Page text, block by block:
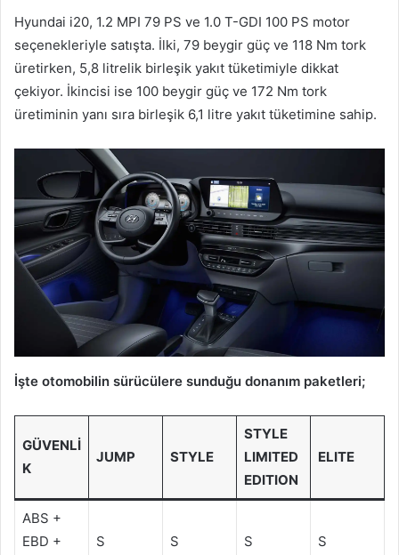
Hyundai i20, 1.2 MPI 79 PS ve 1.0 T-GDI 100 PS motor
seçenekleriyle satışta. İlki, 79 beygir güç ve 118 Nm tork
üretirken, 5,8 litrelik birleşik yakıt tüketimiyle dikkat
çekiyor. İkincisi ise 100 beygir güç ve 172 Nm tork
üretiminin yanı sıra birleşik 6,1 litre yakıt tüketimine sahip.
İşte otomobilin sürücülere sunduğu donanım paketleri;
GÜVENLİ
K
JUMP STYLE
STYLE
LIMITED
EDITION
ELITE
ABS +
EBD +
S S S S